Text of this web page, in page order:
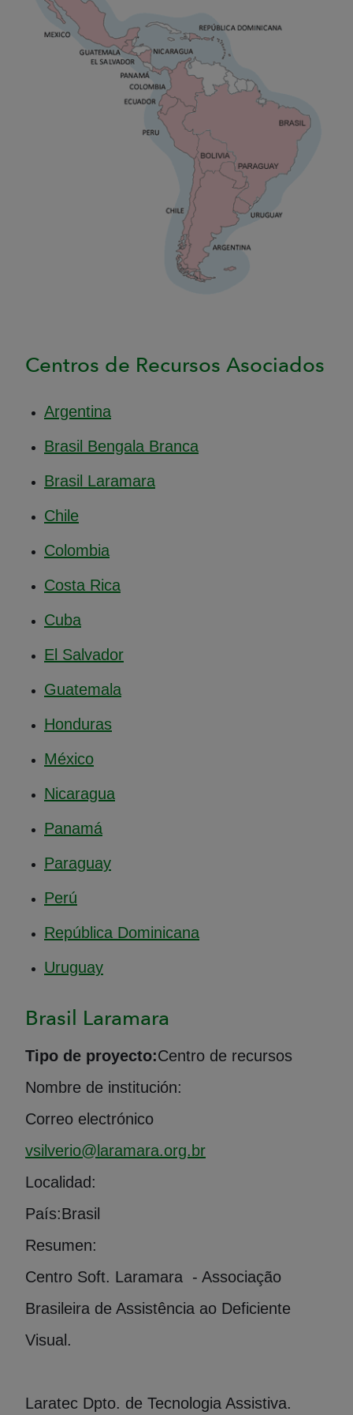
Centros de Recursos Asociados
Argentina
Brasil Bengala Branca
Brasil Laramara
Chile
Colombia
Costa Rica
Cuba
El Salvador
Guatemala
Honduras
México
Nicaragua
Panamá
Paraguay
Perú
República Dominicana
Uruguay
Brasil Laramara
Tipo de proyecto:Centro de recursos
Nombre de institución:
Correo electrónico
vsilverio@laramara.org.br
Localidad:
País:Brasil
Resumen:
Centro Soft. Laramara - Associação
Brasileira de Assistência ao Deficiente
Visual.
Laratec Dpto. de Tecnologia Assistiva.